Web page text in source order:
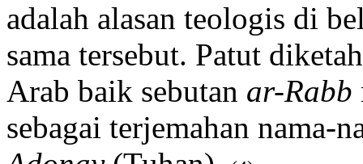
adalah alasan teologis di
sama tersebut. Patut
Arab baik sebutan ar-Rabb
sebagai terjemahan nama-